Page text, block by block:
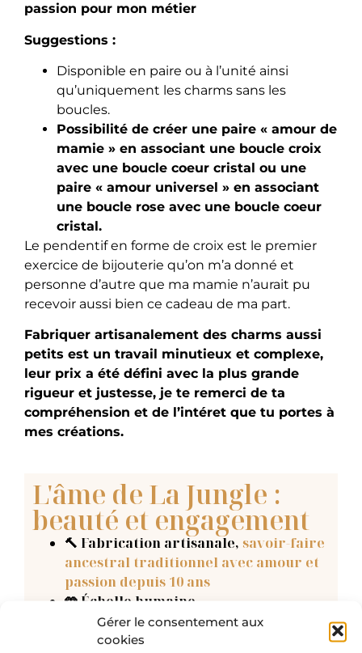
Gérer le consentement aux
cookies
passion pour mon métier
Suggestions :
Disponible en paire ou à l’unité ainsi
qu’uniquement les charms sans les
boucles.
Possibilité de créer une paire « amour de
mamie » en associant une boucle croix
avec une boucle coeur cristal ou une
paire « amour universel » en associant
une boucle rose avec une boucle coeur
cristal.
Le pendentif en forme de croix est le premier
exercice de bijouterie qu’on m’a donné et
personne d’autre que ma mamie n’aurait pu
recevoir aussi bien ce cadeau de ma part.
Fabriquer artisanalement des charms aussi
petits est un travail minutieux et complexe,
leur prix a été défini avec la plus grande
rigueur et justesse, je te remerci de ta
compréhension et de l’intéret que tu portes à
mes créations.
L'âme de La Jungle :
beauté et engagement
🔨 Fabrication artisanale, savoir-faire
ancestral traditionnel avec amour et
passion depuis 10 ans
🤲 Échelle humaine
🌍 Ateliers partenaires locaux
et Espagne)